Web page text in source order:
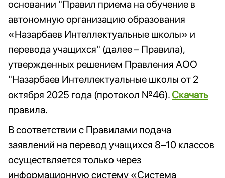
основании "Правил приема на обучение в
автономную организацию образования
«Назарбаев Интеллектуальные школы» и
перевода учащихся" (далее – Правила),
утвержденных решением Правления АОО
"Назарбаев Интеллектуальные школы от 2
октября 2025 года (протокол №46).Cкачать
правила.
В соответствии с Правилами подача
заявлений на перевод учащихся 8–10 классов
осуществляется только через
информационную систему «Система